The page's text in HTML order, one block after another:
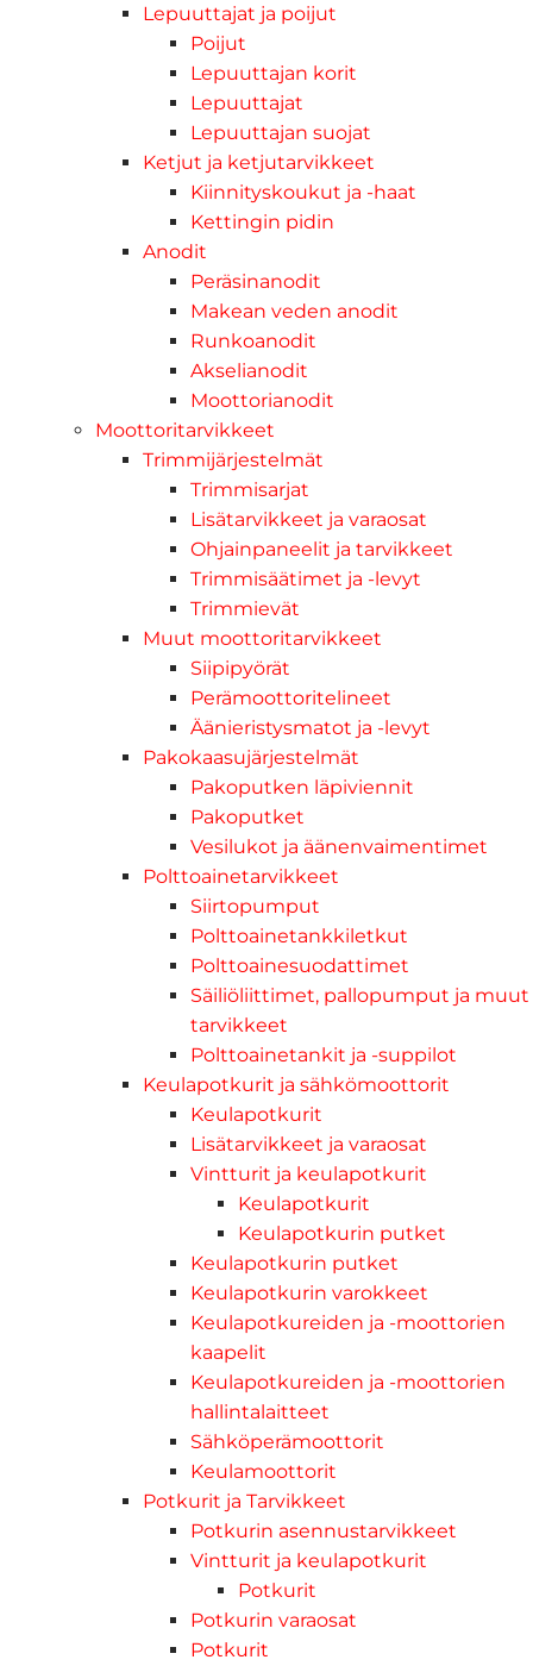
Lepuuttajat ja poijut
Poijut
Lepuuttajan korit
Lepuuttajat
Lepuuttajan suojat
Ketjut ja ketjutarvikkeet
Kiinnityskoukut ja -haat
Kettingin pidin
Anodit
Peräsinanodit
Makean veden anodit
Runkoanodit
Akselianodit
Moottorianodit
Moottoritarvikkeet
Trimmijärjestelmät
Trimmisarjat
Lisätarvikkeet ja varaosat
Ohjainpaneelit ja tarvikkeet
Trimmisäätimet ja -levyt
Trimmievät
Muut moottoritarvikkeet
Siipipyörät
Perämoottoritelineet
Äänieristysmatot ja -levyt
Pakokaasujärjestelmät
Pakoputken läpiviennit
Pakoputket
Vesilukot ja äänenvaimentimet
Polttoainetarvikkeet
Siirtopumput
Polttoainetankkiletkut
Polttoainesuodattimet
Säiliöliittimet, pallopumput ja muut
tarvikkeet
Polttoainetankit ja -suppilot
Keulapotkurit ja sähkömoottorit
Keulapotkurit
Lisätarvikkeet ja varaosat
Vintturit ja keulapotkurit
Keulapotkurit
Keulapotkurin putket
Keulapotkurin putket
Keulapotkurin varokkeet
Keulapotkureiden ja -moottorien
kaapelit
Keulapotkureiden ja -moottorien
hallintalaitteet
Sähköperämoottorit
Keulamoottorit
Potkurit ja Tarvikkeet
Potkurin asennustarvikkeet
Vintturit ja keulapotkurit
Potkurit
Potkurin varaosat
Potkurit